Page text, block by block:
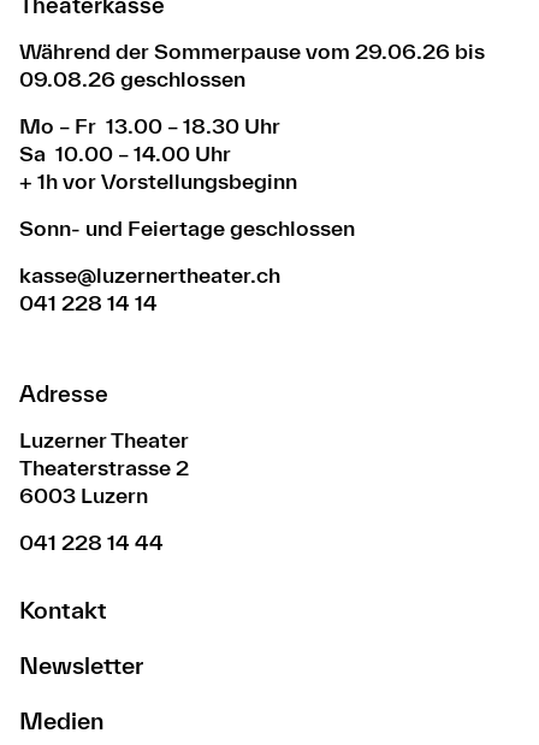
Während der Sommerpause vom 29.06.26 bis
09.08.26 geschlossen
Mo – Fr 13.00 – 18.30 Uhr
Sa 10.00 – 14.00 Uhr
+ 1h vor Vorstellungsbeginn
Sonn- und Feiertage geschlossen
kasse@luzernertheater.ch
041 228 14 14
Adresse
Luzerner Theater
Theaterstrasse 2
6003 Luzern
041 228 14 44
Kontakt
Newsletter
Medien